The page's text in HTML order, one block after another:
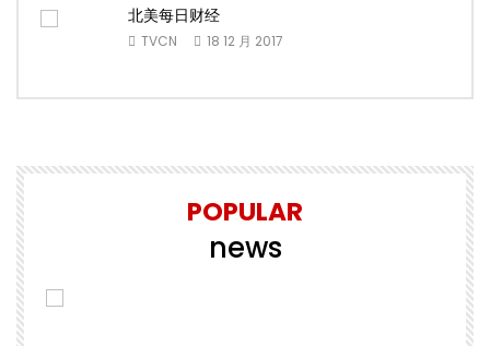
北美每日财经
TVCN 18 12 月 2017
POPULAR
news